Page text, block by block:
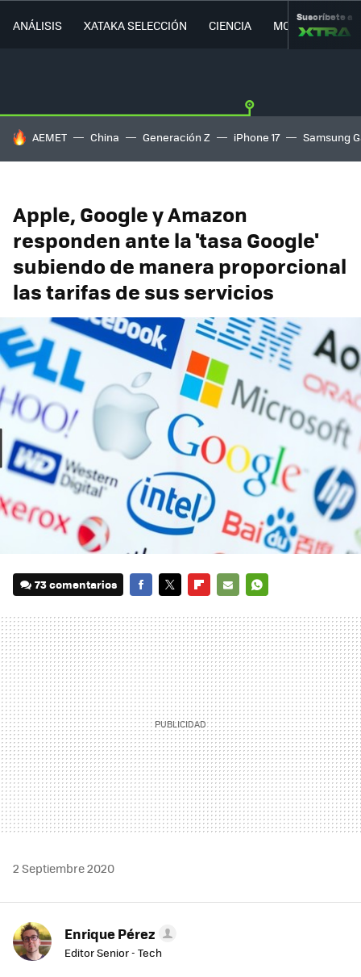
ANÁLISIS XATAKA SELECCIÓN CIENCIA MOVILIDAD
Suscríbete a
HOY SE HABLA DE
AEMET China Generación Z iPhone 17 Samsung
Apple, Google y Amazon
responden ante la 'tasa Google'
subiendo de manera proporcional
las tarifas de sus servicios
73 comentarios
MAIL
2 Septiembre 2020
Enrique Pérez
Editor Senior - Tech